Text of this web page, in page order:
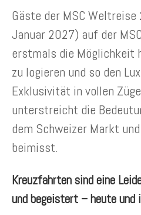
Gäste der MSC
Januar 2027) auf der
erstmals die Möglichkeit
zu logieren und so den
Exklusivität in vollen
unterstreicht die
dem Schweizer Markt
beimisst.
Kreuzfahrten sind eine
und begeistert – heute und